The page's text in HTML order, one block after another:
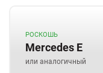
РОСКОШЬ
Mercedes E
или аналогичный